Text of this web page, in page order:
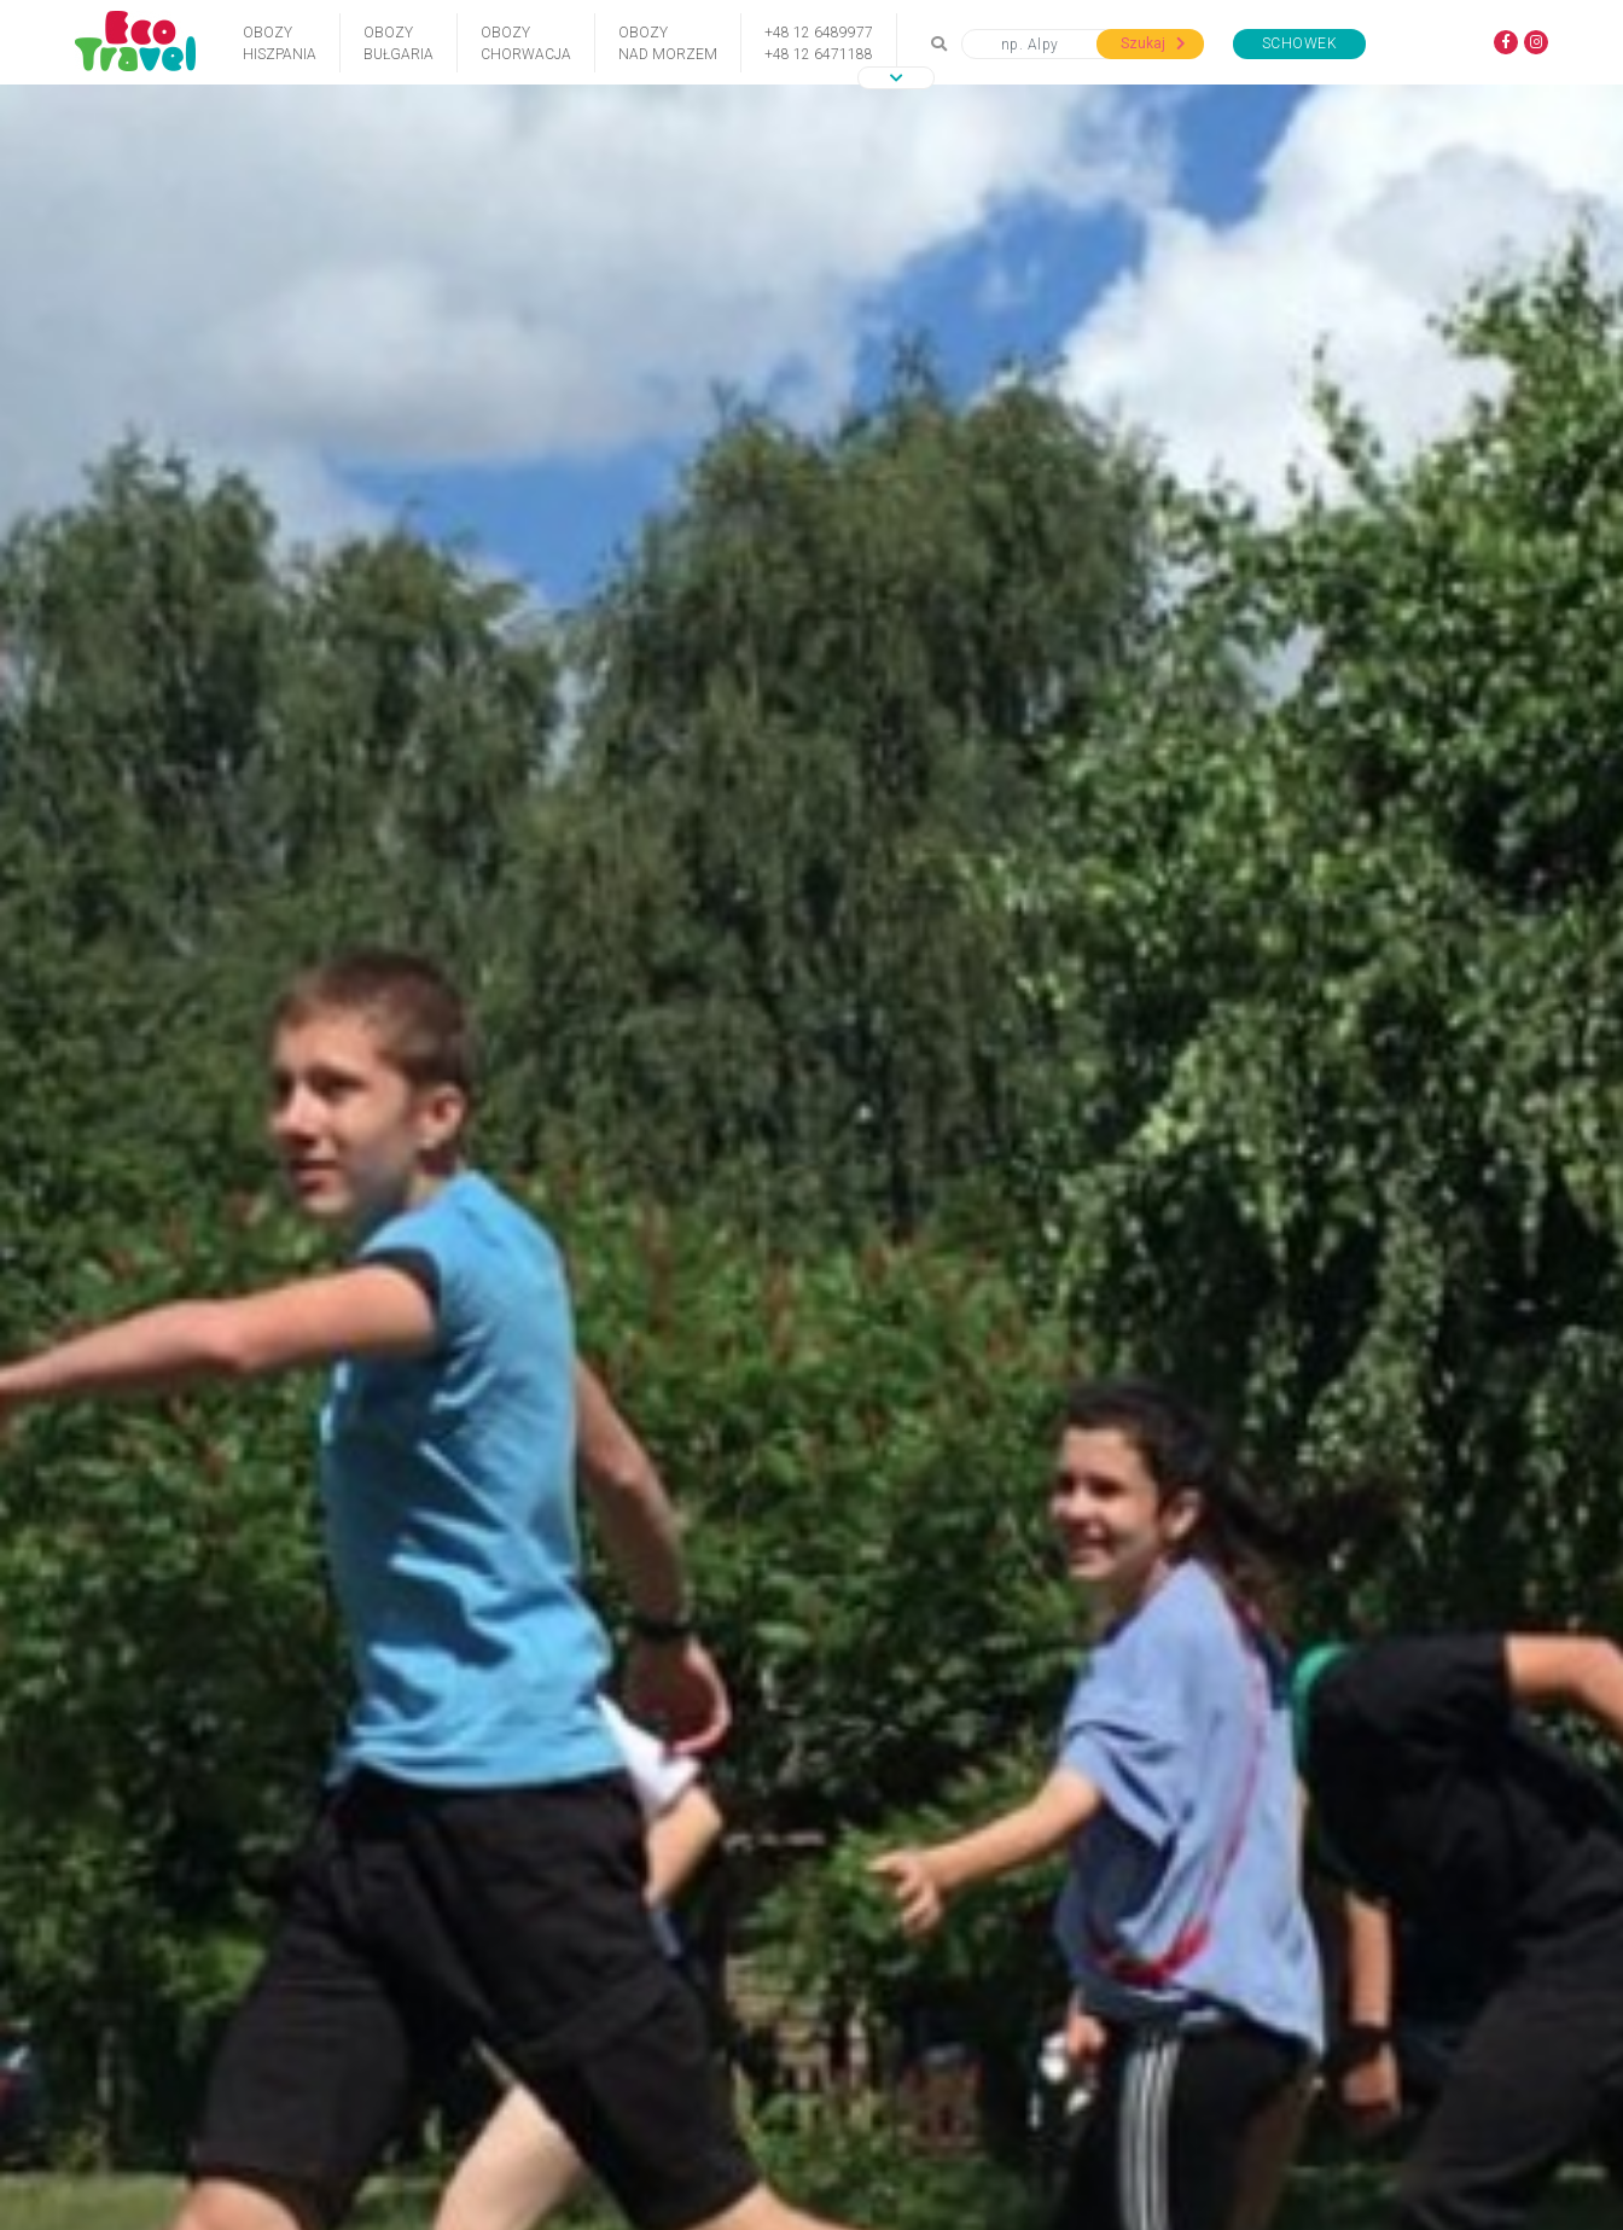
OBOZY
HISZPANIA
OBOZY
BUŁGARIA
OBOZY
CHORWACJA
OBOZY
NAD MORZEM
+48 12 6489977
+48 12 6471188
Szukaj SCHOWEK